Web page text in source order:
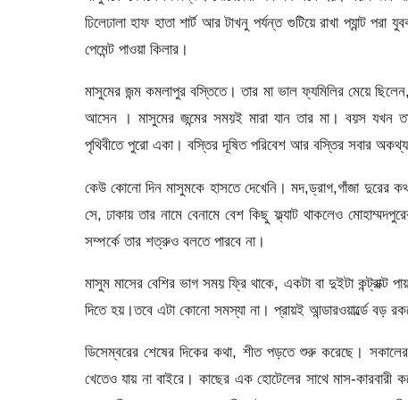
ঢিলেঢালা হাফ হাতা শার্ট আর টাখনু পর্যন্ত গুটিয়ে রাখা প্যান্ট পরা
পেমেন্ট পাওয়া কিলার।
মাসুমের জন্ম কমলাপুর বস্তিতে। তার মা ভাল ফ্যমিলির মেয়ে
আসেন । মাসুমের জন্মের সময়ই মারা যান তার মা। বয়স যখন
পৃথিবীতে পুরো একা। বস্তির দূষিত পরিবেশ আর বস্তির সবার অকথ্য
কেউ কোনো দিন মাসুমকে হাসতে দেখেনি। মদ,ড্রাগ,গাঁজা দুরের
সে, ঢাকায় তার নামে বেনামে বেশ কিছু ফ্ল্যাট থাকলেও
সম্পর্কে তার শত্রুও বলতে পারবে না।
মাসুম মাসের বেশির ভাগ সময় ফ্রি থাকে, একটা বা দুইটা
দিতে হয়।তবে এটা কোনো সমস্যা না। প্রায়ই আন্ডারওয়ার্ল্ডে বড়
ডিসেম্বরের শেষের দিকের কথা, শীত পড়তে শুরু করেছে।
খেতেও যায় না বাইরে। কাছের এক হোটেলের সাথে মাস-কারবারী